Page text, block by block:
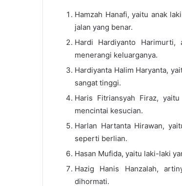
Hamzah Hanafi, yaitu anak
jalan yang benar.
Hardi Hardiyanto
menerangi keluarganya.
Hardiyanta Halim Haryanta,
sangat tinggi.
Haris Fitriansyah Firaz,
mencintai kesucian.
Harlan Hartanta Hirawan,
seperti berlian.
Hasan Mufida, yaitu laki-laki
Hazig Hanis Hanzalah,
dihormati.